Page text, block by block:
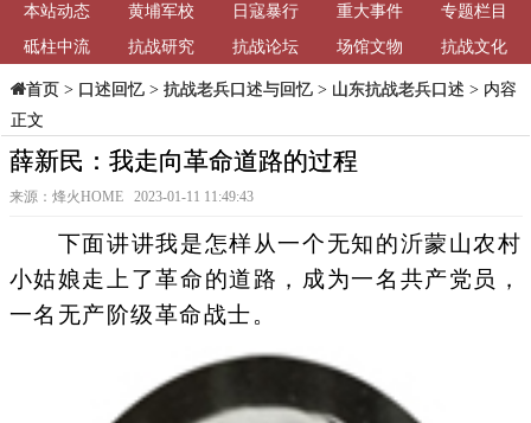
馆
本站动态
黄埔军校 日寇暴行 重大事件
专题栏目
砥柱中流
抗战研究 抗战论坛 场馆文物 抗战文化
首页> 口述回忆> 抗战老兵口述与回忆> 山东抗战老兵口述 > 内容
正文
薛新民：我走向革命道路的过程
来源：烽火HOME 2023-01-11 11:49:43
下面讲讲我是怎样从一个无知的沂蒙山农村
小姑娘走上了革命的道路，成为一名共产党员，
一名无产阶级革命战士。